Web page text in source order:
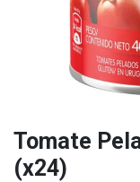
Tomate
(x24)